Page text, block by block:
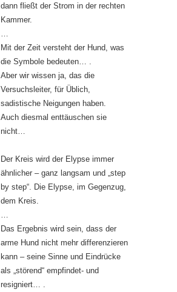
dann fließt der Strom in der rechten
Kammer.
Mit der Zeit versteht der Hund, was
die Symbole bedeuten… .
Aber wir wissen ja, das die
Versuchsleiter, für Üblich,
sadistische Neigungen haben.
Auch diesmal enttäuschen sie
nicht…
Der Kreis wird der Elypse immer
ähnlicher – ganz langsam und „step
by step“. Die Elypse, im Gegenzug,
dem Kreis.
Das Ergebnis wird sein, dass der
arme Hund nicht mehr differenzieren
kann – seine Sinne und Eindrücke
als „störend“ empfindet- und
resigniert… .